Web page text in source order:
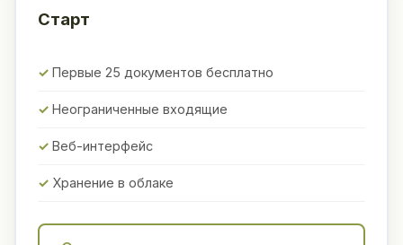
Старт
Первые 25 документов бесплатно
Неограниченные входящие
Веб-интерфейс
Хранение в облаке